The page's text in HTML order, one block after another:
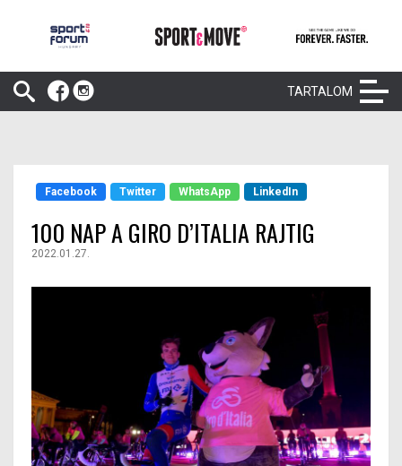
TARTALOM
Facebook Twitter WhatsApp LinkedIn
100 NAP A GIRO D’ITALIA RAJTIG
2022.01.27.